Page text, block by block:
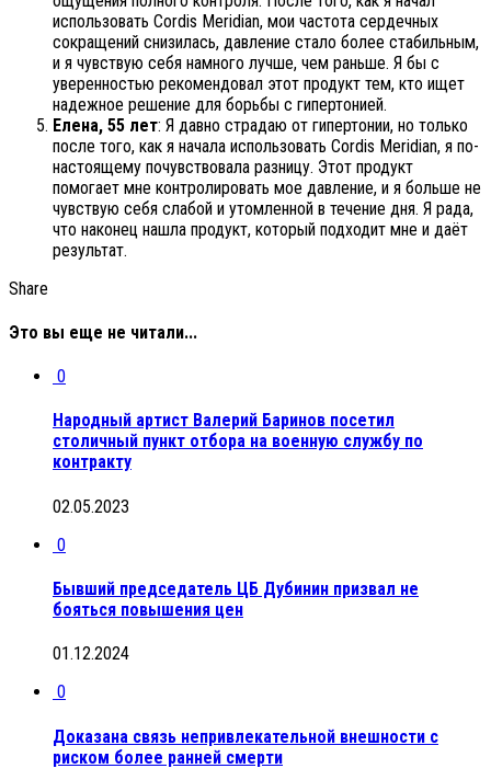
использовать Cordis Meridian, мои частота сердечных
сокращений снизилась, давление стало более стабильным,
и я чувствую себя намного лучше, чем раньше. Я бы с
уверенностью рекомендовал этот продукт тем, кто ищет
надежное решение для борьбы с гипертонией.
Елена, 55 лет: Я давно страдаю от гипертонии, но только
после того, как я начала использовать Cordis Meridian, я по-
настоящему почувствовала разницу. Этот продукт
помогает мне контролировать мое давление, и я больше не
чувствую себя слабой и утомленной в течение дня. Я рада,
что наконец нашла продукт, который подходит мне и даёт
результат.
Share
Это вы еще не читали...
0
Народный артист Валерий Баринов посетил
столичный пункт отбора на военную службу по
контракту
02.05.2023
0
Бывший председатель ЦБ Дубинин призвал не
бояться повышения цен
01.12.2024
0
Доказана связь непривлекательной внешности с
риском более ранней смерти